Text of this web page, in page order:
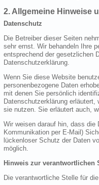
2. Allgemeine Hinweise
Datenschutz
Die Betreiber dieser Seiten
sehr ernst. Wir behandeln Ihre
entsprechend der gesetzlichen
Datenschutzerklärung.
Wenn Sie diese Website
personenbezogene Daten
mit denen Sie persönlich
Datenschutzerklärung erläutert,
sie nutzen. Sie erläutert auch,
Wir weisen darauf hin, dass die
Kommunikation per E-Mail)
lückenloser Schutz der Daten
möglich.
Hinweis zur verantwortlichen
Die verantwortliche Stelle für